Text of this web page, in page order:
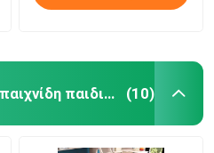
Κουβέρτα χώρων για παιχνίδη παιδιών (10)